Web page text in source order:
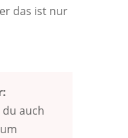
das ist nur
auch